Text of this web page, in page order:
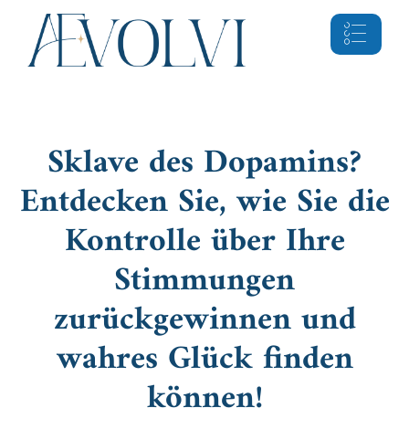
Sklave des Dopamins?
Entdecken Sie, wie Sie die
Kontrolle über Ihre
Stimmungen
zurückgewinnen und
wahres Glück finden
können!